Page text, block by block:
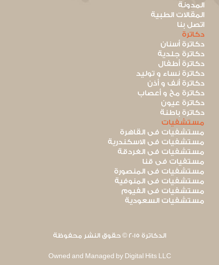
المدونة
المقالات الطبية
اتصل بنا
دكاترة
دكاترة أسنان
دكاترة جلدية
دكاترة أطفال
دكاترة نساء و توليد
دكاترة أنف و أذن
دكاترة مخ و أعصاب
دكاترة عيون
دكاترة باطنة
مستشفيات
مستشفيات فى القاهرة
مستشفيات فى الاسكندرية
مستشفيات فى الغردقة
مستفيات فى قنا
مستشفيات فى المنصورة
مستشفيات فى المنوفية
مستشفيات فى الفيوم
مستشفيات السعودية
الدكاترة 2015 © حقوق النشر محفوظة
Owned and Managed by Digital Hits LLC